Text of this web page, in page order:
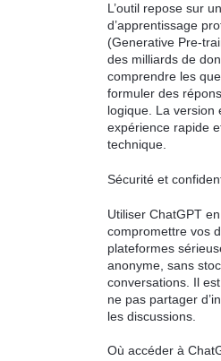
L’outil repose sur
d’apprentissage
(Generative Pre-
des milliards de
comprendre les
formuler des
logique. La version
expérience rapide
technique.
Sécurité et
Utiliser ChatGPT
compromettre vos
plateformes
anonyme, sans
conversations. Il
ne pas partager
les discussions.
Où accéder à